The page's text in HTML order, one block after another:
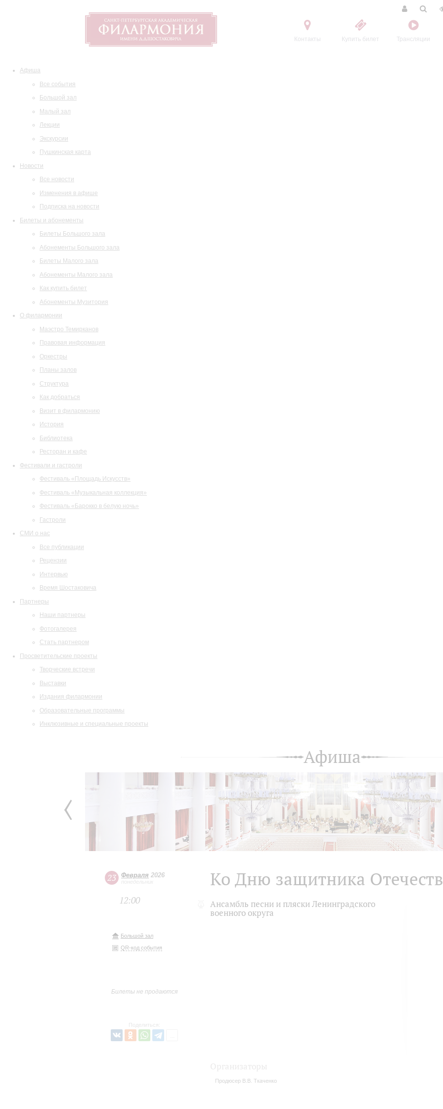
Контакты Купить билет Трансляции
Афиша
Все события
Большой зал
Малый зал
Лекции
Экскурсии
Пушкинская карта
Новости
Все новости
Изменения в афише
Подписка на новости
Билеты и абонементы
Билеты Большого зала
Абонементы Большого зала
Билеты Малого зала
Абонементы Малого зала
Как купить билет
Абонементы Музитория
О филармонии
Маэстро Темирканов
Правовая информация
Оркестры
Планы залов
Структура
Как добраться
Визит в филармонию
История
Библиотека
Ресторан и кафе
Фестивали и гастроли
Фестиваль «Площадь Искусств»
Фестиваль «Музыкальная коллекция»
Фестиваль «Барокко в белую ночь»
Гастроли
СМИ о нас
Все публикации
Рецензии
Интервью
Время Шостаковича
Партнеры
Наши партнеры
Фотогалерея
Стать партнером
Просветительские проекты
Творческие встречи
Выставки
Издания филармонии
Образовательные программы
Инклюзивные и специальные проекты
Афиша
23 Февраля 2026
понедельник
12:00
Большой зал
QR-код события
Билеты не продаются
Поделиться:
Ко Дню защитника
Ансамбль песни и пляски Ленинградского
военного округа
Продюсер В.В. Ткаченко